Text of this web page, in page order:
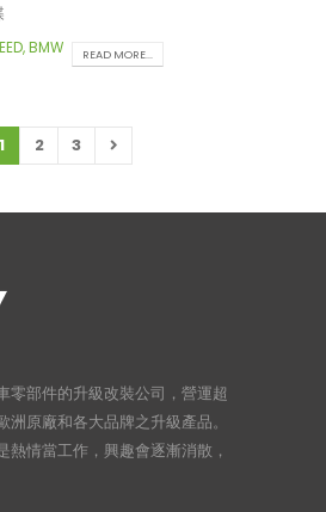
鈴安裝。
,BMW READ MORE...
1 2 3
零部件的升級改裝公司，營運超
原廠和各大品牌之升級產品。
情當工作，興趣會逐漸消散，